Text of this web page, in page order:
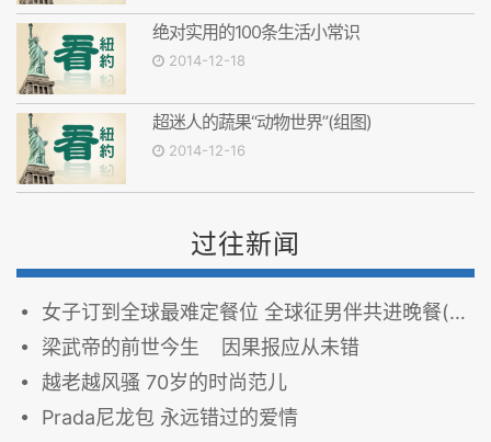
绝对实用的100条生活小常识
2014-12-18
超迷人的蔬果“动物世界”(组图)
2014-12-16
过往新闻
女子订到全球最难定餐位 全球征男伴共进晚餐(图)
梁武帝的前世今生 因果报应从未错
越老越风骚 70岁的时尚范儿
Prada尼龙包 永远错过的爱情